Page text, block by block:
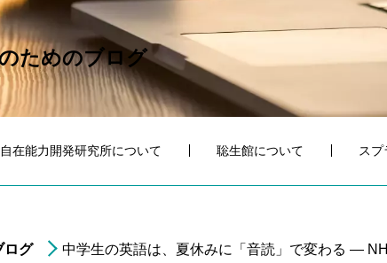
ためのブログ
自在能力開発研究所について 聡生館について ス
ログ 中学生の英語は、夏休みに「音読」で変わる ―